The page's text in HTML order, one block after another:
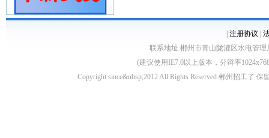
注册协议
联系地址:郴州市青山陇灌区水电管理
(建议使用IE7.0以上版本，分辩率
Copyright since&nbsp;2012 All Rights Reserved 郴州招工了